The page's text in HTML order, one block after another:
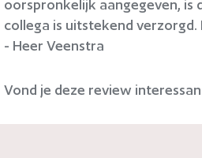
oorspronkelijk aangegeven, is
collega is uitstekend
- Heer Veenstra
Vond je deze review